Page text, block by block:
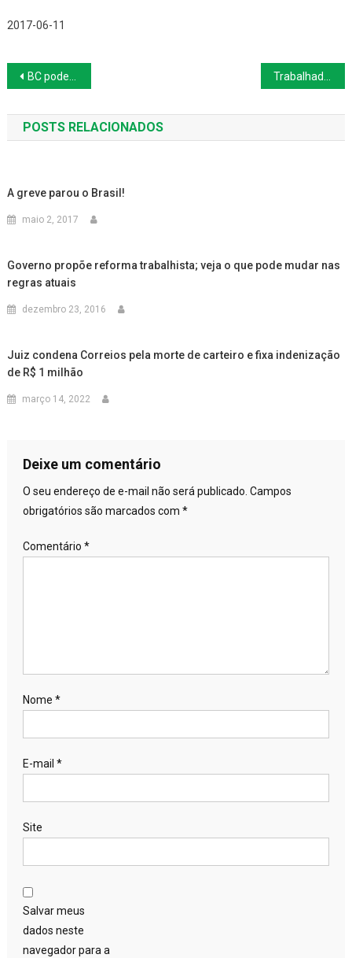
2017-06-11
Navegação
de
Post
BC poderá manter sigilo sobre crimes confessados por bancos
POSTS RELACIONADOS
A greve parou o Brasil!
maio 2, 2017
Governo propõe reforma trabalhista; veja o que pode mudar nas
regras atuais
dezembro 23, 2016
Juiz condena Correios pela morte de carteiro e fixa indenização
de R$ 1 milhão
março 14, 2022
Deixe um comentário
O seu endereço de e-mail não será publicado. Campos
obrigatórios são marcados com *
Comentário *
Nome *
E-mail *
Site
Salvar meus
dados neste
navegador para a